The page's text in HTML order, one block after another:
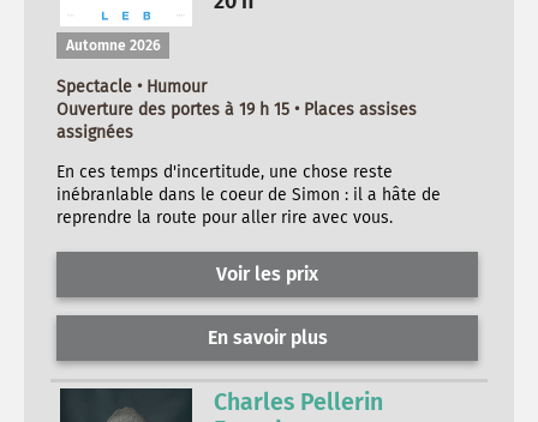
Automne 2026
Spectacle • Humour
Ouverture des portes à 19 h 15 • Places assises
assignées
En ces temps d'incertitude, une chose reste
inébranlable dans le coeur de Simon : il a hâte de
reprendre la route pour aller rire avec vous.
Voir les prix
En savoir plus
Charles Pellerin